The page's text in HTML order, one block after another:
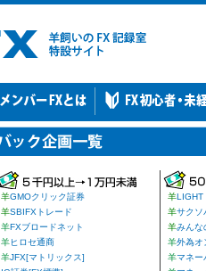
羊GMOクリック証券
羊SBIFXトレード
羊FXブロードネット
羊ヒロセ通商
羊JFX[マトリックス]
羊LIGHT
羊サクソ
羊みんな
羊外為オ
羊マネー